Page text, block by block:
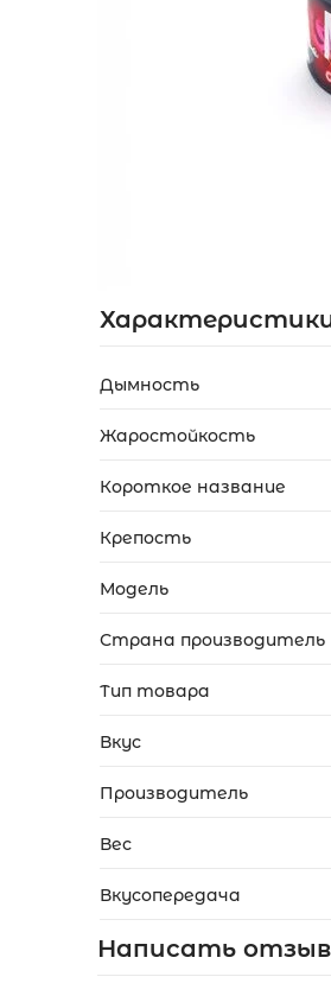
Дымность
Жаростойкость
Короткое название
Крепость
Модель
Страна производитель
Тип товара
Вкус
Производитель
Вес
Вкусопередача
Написать отзыв